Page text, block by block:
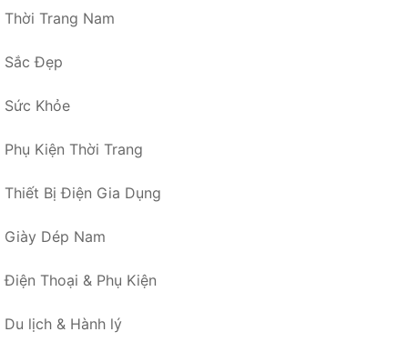
Thời Trang Nam
Sắc Đẹp
Sức Khỏe
Phụ Kiện Thời Trang
Thiết Bị Điện Gia Dụng
Giày Dép Nam
Điện Thoại & Phụ Kiện
Du lịch & Hành lý